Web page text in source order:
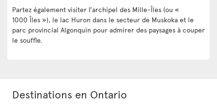
Partez également visiter l’archipel des Mille-Îles (ou «
1000 Îles »), le lac Huron dans le secteur de Muskoka et le
parc provincial Algonquin pour admirer des paysages à couper
le souffle.
Destinations en Ontario